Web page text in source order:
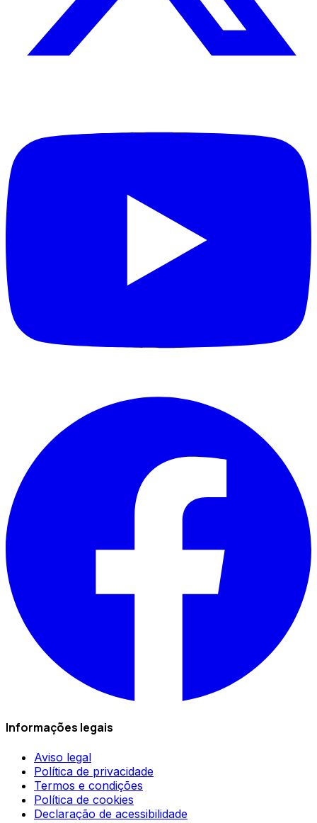
Informações legais
Aviso legal
Política de privacidade
Termos e condições
Política de cookies
Declaração de acessibilidade